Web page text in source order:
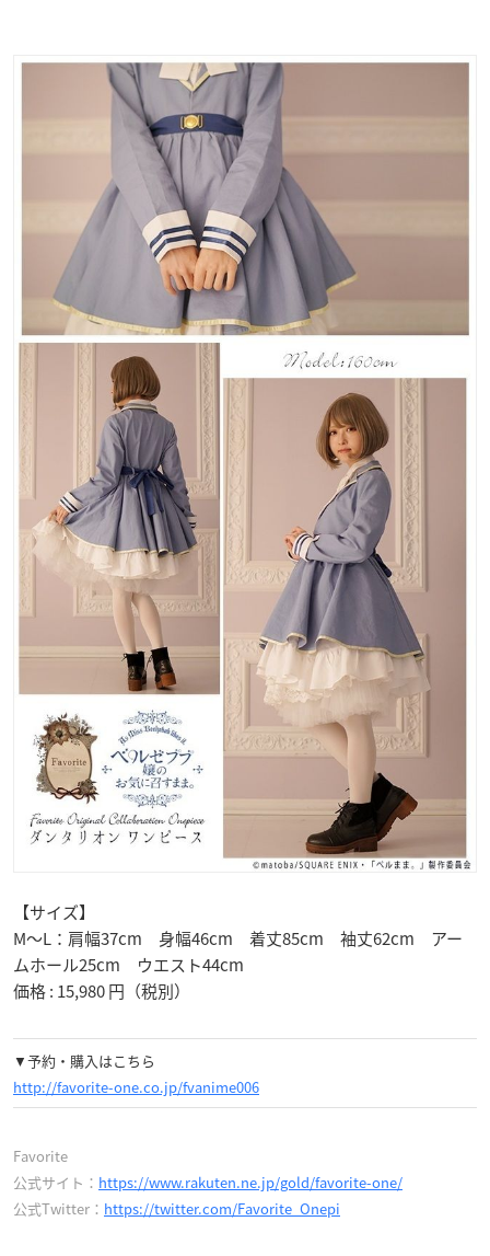
【サイズ】
M～L：肩幅37cm 身幅46cm 着丈85cm 袖丈62cm アー
ムホール25cm ウエスト44cm
価格 : 15,980 円（税別）
▼予約・購入はこちら
http://favorite-one.co.jp/fvanime006
Favorite
公式サイト： https://www.rakuten.ne.jp/gold/favorite-one/
公式Twitter： https://twitter.com/Favorite_Onepi